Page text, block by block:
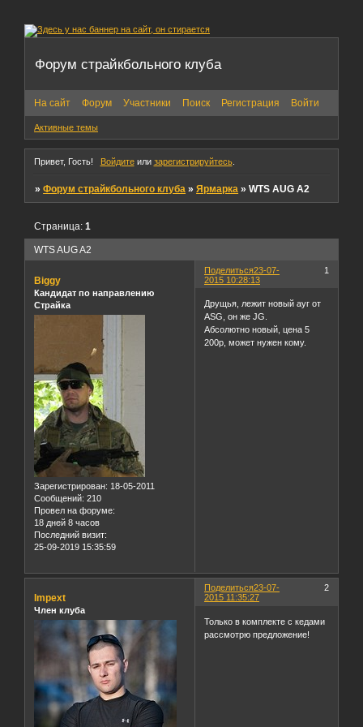
Форум страйкбольного клуба
На сайт Форум Участники Поиск Регистрация Войти
Активные темы
Привет, Гость! Войдитеили зарегистрируйтесь.
»Форум страйкбольного клуба »Ярмарка »WTS AUG A2
WTS AUG A2
Страница:1
Поделиться 1
23-07-
2015 10:28:13
Biggy
Кандидат по направлению
Страйка
Зарегистрирован: 18-05-2011
Сообщений: 210
Провел на форуме:
18 дней 8 часов
Последний визит:
25-09-2019 15:35:59
Друщья, лежит новый ауг от
ASG, он же JG.
Абсолютно новый, цена 5
200р, может нужен кому.
Поделиться 2
23-07-
2015 11:35:27
Impext
Член клуба
Только в комплекте с кедами
рассмотрю предложение!